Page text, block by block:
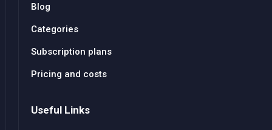
Blog
Categories
Subscription plans
Pricing and costs
Useful Links